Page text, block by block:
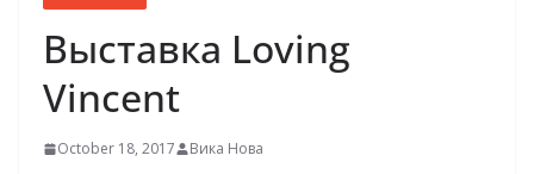
Выставка Loving
Vincent
October 18, 2017 Вика Нова